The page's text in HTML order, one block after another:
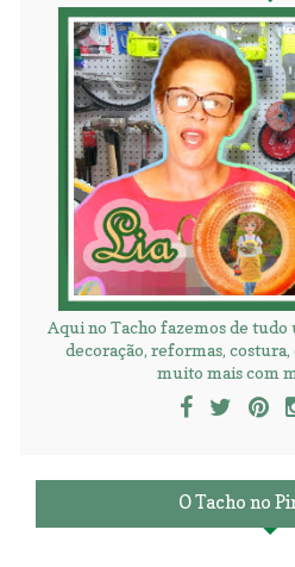
Aqui no Tacho fazemos de
decoração, reformas,
muito mais com
O Tacho no